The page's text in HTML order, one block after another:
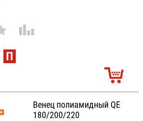
П
Венец полиамидный QE
180/200/220